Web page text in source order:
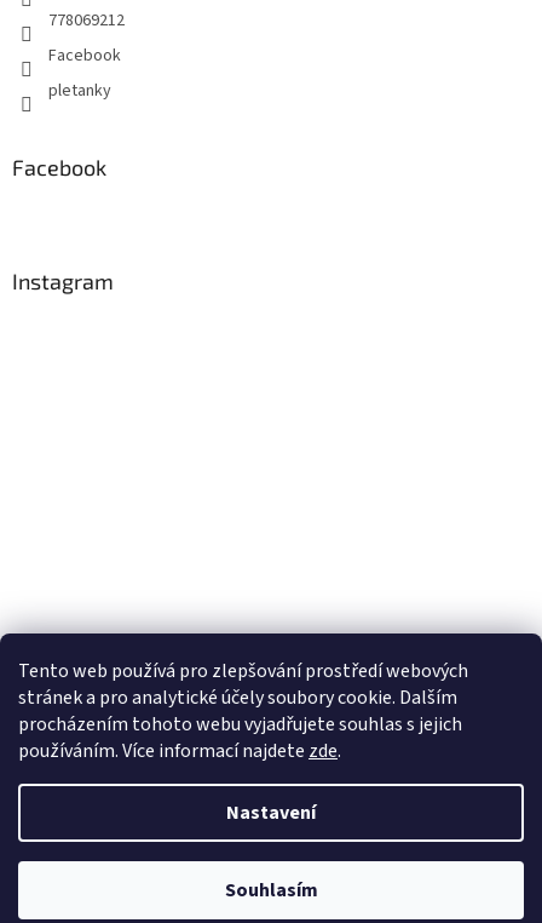
Tento web používá pro zlepšování prostředí webových
stránek a pro analytické účelysoubory cookie. Dalším
procházením tohoto webu vyjadřujete souhlas s jejich
používáním. Více informacínajdete zde.
Nastavení
Souhlasím
778069212
Facebook
pletanky
Facebook
Instagram
Sledovat na Instagramu
Copyright 2026Pletanky. Všechna práva vyhrazena.